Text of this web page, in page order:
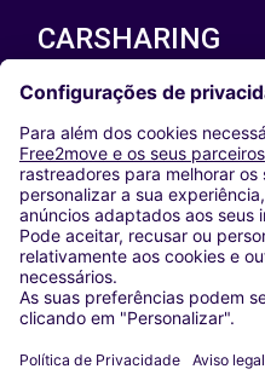
CARSHARING
NOSSAS CIDADES
Washington DC
Milan
Rome
Turin
Vienna
Berlin
Cologne
Dusseldorf
Frankfurt
Munich